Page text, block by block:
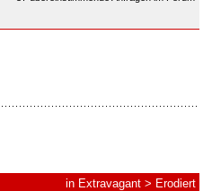
in Extravagant > Erodiert